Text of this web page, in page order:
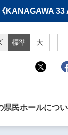
33
標準 大
県民ホールにつ